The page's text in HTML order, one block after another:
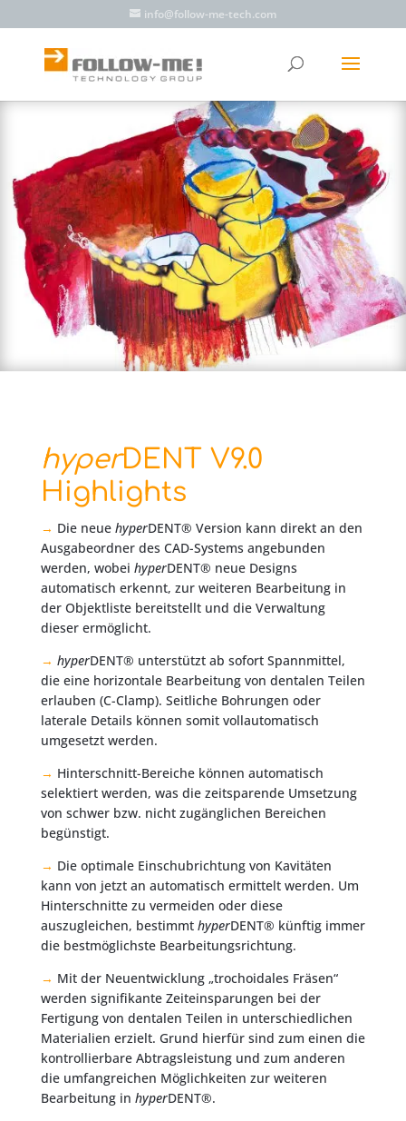
info@follow-me-tech.com
hyperDENT V9.0
Highlights
→ Die neue hyperDENT® Version kann direkt an den
Ausgabeordner des CAD-Systems angebunden
werden, wobei hyperDENT® neue Designs
automatisch erkennt, zur weiteren Bearbeitung in
der Objektliste bereitstellt und die Verwaltung
dieser ermöglicht.
→ hyperDENT® unterstützt ab sofort Spannmittel,
die eine horizontale Bearbeitung von dentalen Teilen
erlauben (C-Clamp). Seitliche Bohrungen oder
laterale Details können somit vollautomatisch
umgesetzt werden.
→ Hinterschnitt-Bereiche können automatisch
selektiert werden, was die zeitsparende Umsetzung
von schwer bzw. nicht zugänglichen Bereichen
begünstigt.
→ Die optimale Einschubrichtung von Kavitäten
kann von jetzt an automatisch ermittelt werden. Um
Hinterschnitte zu vermeiden oder diese
auszugleichen, bestimmt hyperDENT® künftig immer
die bestmöglichste Bearbeitungsrichtung.
→ Mit der Neuentwicklung „trochoidales Fräsen“
werden signifikante Zeiteinsparungen bei der
Fertigung von dentalen Teilen in unterschiedlichen
Materialien erzielt. Grund hierfür sind zum einen die
kontrollierbare Abtragsleistung und zum anderen
die umfangreichen Möglichkeiten zur weiteren
Bearbeitung in hyperDENT®.